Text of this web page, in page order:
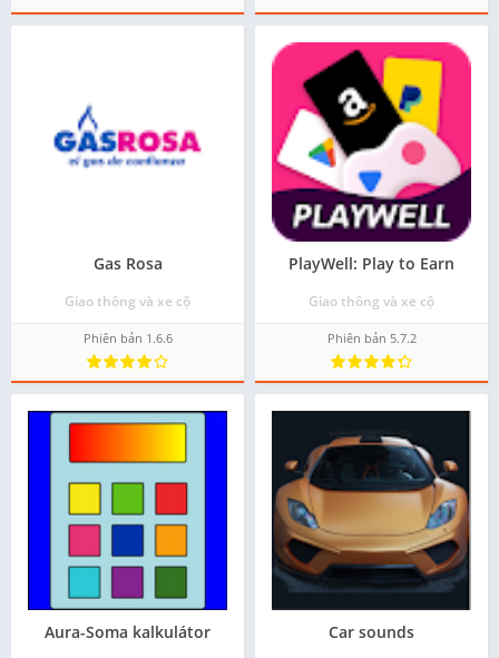
Gas Rosa
Giao thông và xe cộ
Phiên bản 1.6.6
PlayWell: Play to Earn
Giao thông và xe cộ
Phiên bản 5.7.2
Aura-Soma kalkulátor Car sounds